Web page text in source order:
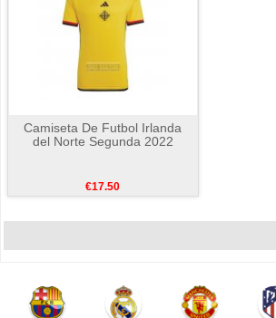
Camiseta De Futbol Irlanda
del Norte Segunda 2022
€17.50